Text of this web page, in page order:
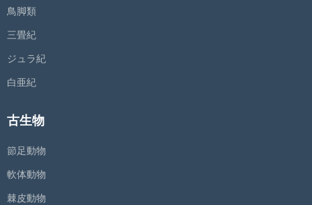
鳥脚類
三畳紀
ジュラ紀
白亜紀
古生物
節足動物
軟体動物
棘皮動物